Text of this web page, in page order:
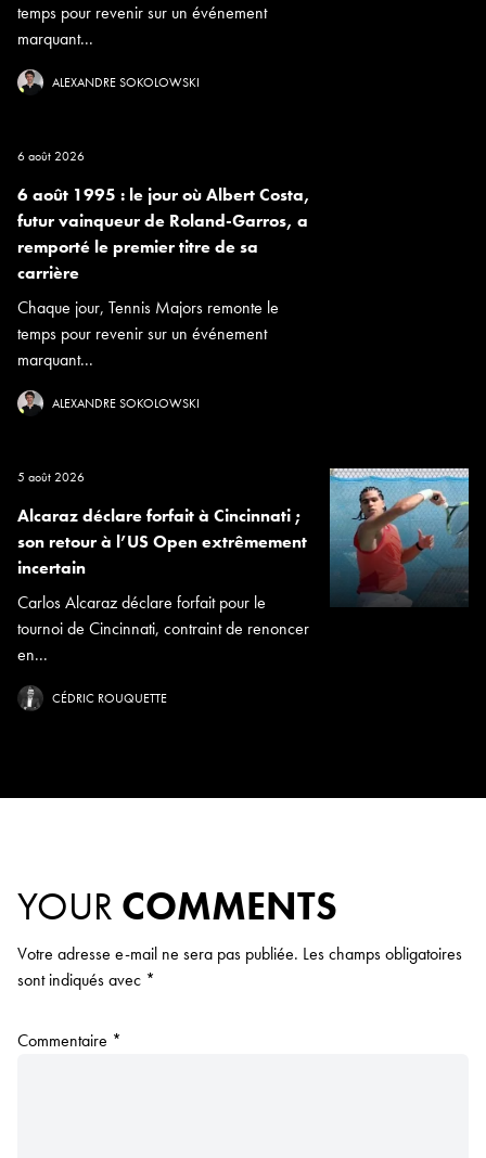
temps pour revenir sur un événement
marquant...
ALEXANDRE SOKOLOWSKI
6 août 2026
6 août 1995 : le jour où Albert Costa,
futur vainqueur de Roland-Garros, a
remporté le premier titre de sa
carrière
Chaque jour, Tennis Majors remonte le
temps pour revenir sur un événement
marquant...
ALEXANDRE SOKOLOWSKI
5 août 2026
Alcaraz déclare forfait à Cincinnati ;
son retour à l’US Open extrêmement
incertain
Carlos Alcaraz déclare forfait pour le
tournoi de Cincinnati, contraint de renoncer
en...
CÉDRIC ROUQUETTE
YOUR COMMENTS
Votre adresse e-mail ne sera pas publiée. Les champs obligatoires
sont indiqués avec *
Commentaire *